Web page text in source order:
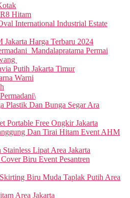
Hitam
International Industrial Estate
Jakarta Harga Terbaru 2024
Mandalapratama Permai
Putih Jakarta Timur
Warni
Plastik Dan Bunga Segar Ara
Portable Free Ongkir Jakarta
Dan Tirai Hitam Event AHM
Lipat Area Jakarta
Biru Event Pesantren
Biru Muda Taplak Putih Area
Area Jakarta